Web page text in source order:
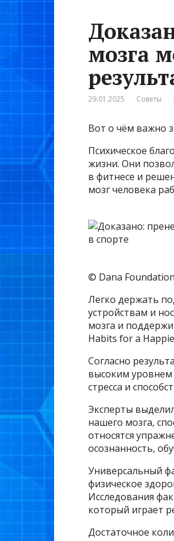
мозга
29.01.2025 Советы
Вот о чём важно
Психическое
жизни. Они
в фитнесе и
мозг человека
© Dana Foundation
Легко держать
устройствам и
мозга и
Habits for a
Согласно
высоким уровнем
стресса и
Эксперты
нашего мозга,
относятся
осознанность,
Универсальный
физическое
Исследования
который играет
Достаточное